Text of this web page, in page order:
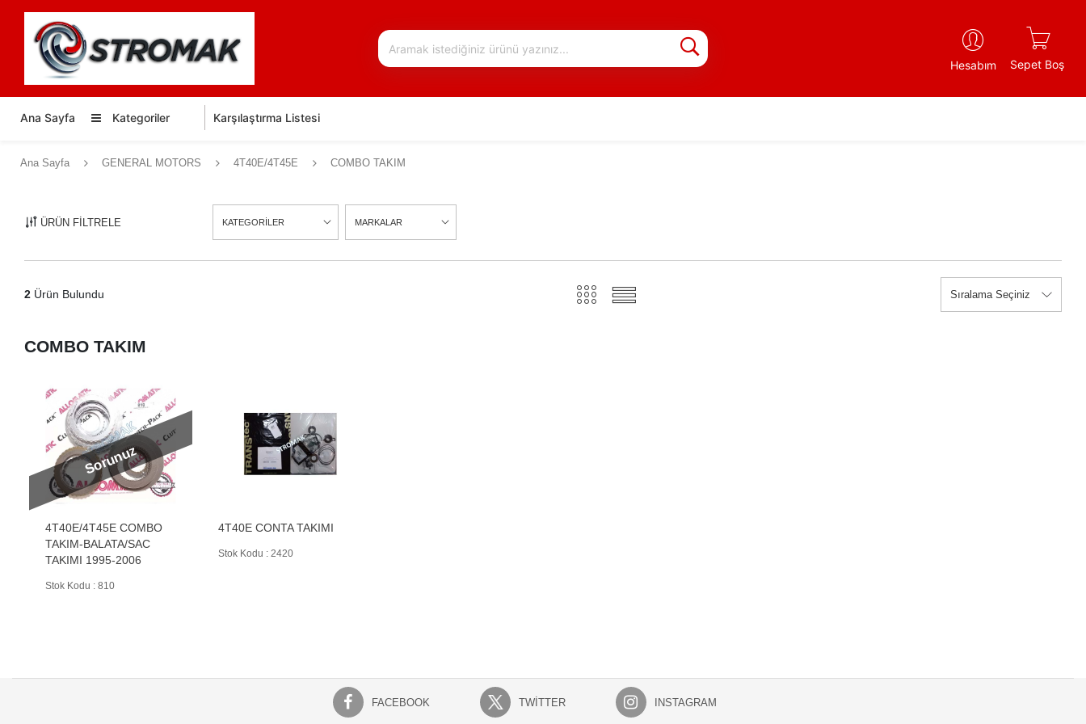
Hesabım Sepet Boş
Ana Sayfa Kategoriler Karşılaştırma Listesi
Ana Sayfa GENERAL MOTORS 4T40E/4T45E COMBO TAKIM
ÜRÜN FİLTRELE KATEGORİLER MARKALAR
2 Ürün Bulundu
COMBO TAKIM
Sorunuz
4T40E/4T45E COMBO
TAKIM-BALATA/SAC
TAKIMI 1995-2006
Stok Kodu : 810
4T40E CONTA TAKIMI
Stok Kodu : 2420
FACEBOOK TWITTER INSTAGRAM